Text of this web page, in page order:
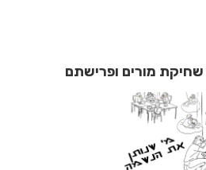
מורים ופרישתם